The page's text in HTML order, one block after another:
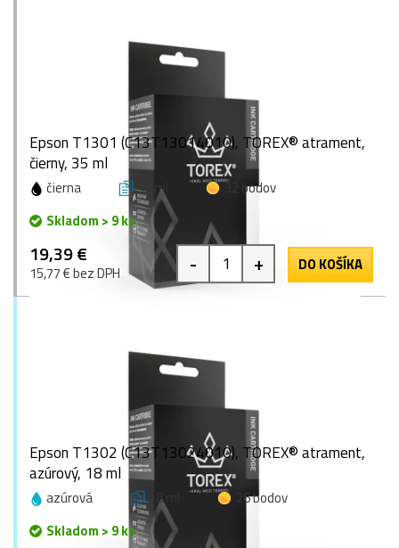
Epson T1301 (C13T13014010), TOREX® atrament,
čierny, 35 ml
čierna 35 ml
32 bodov
Skladom > 9 ks
19,39 €
15,77 € bez DPH - + DO KOŠÍKA
Epson T1302 (C13T13024010), TOREX® atrament,
azúrový, 18 ml
azúrová 18 ml
26 bodov
Skladom > 9 ks